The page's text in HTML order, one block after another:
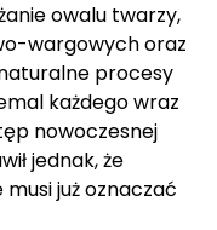
owalu twarzy,
wargowych oraz
procesy
każdego wraz
nowoczesnej
jednak, że
musi już oznaczać